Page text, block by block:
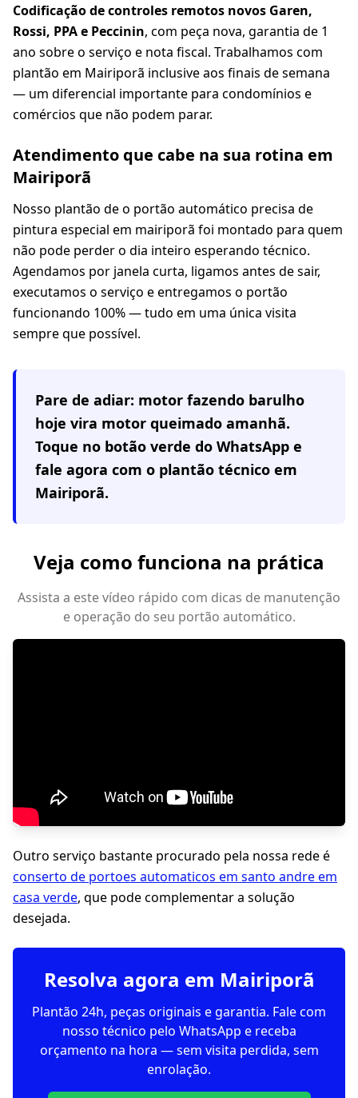
Codificação de controles remotos novos Garen,
Rossi, PPA e Peccinin, com peça nova, garantia de 1
ano sobre o serviço e nota fiscal. Trabalhamos com
plantão em Mairiporã inclusive aos finais de semana
— um diferencial importante para condomínios e
comércios que não podem parar.
Atendimento que cabe na sua rotina em
Mairiporã
Nosso plantão de o portão automático precisa de
pintura especial em mairiporã foi montado para quem
não pode perder o dia inteiro esperando técnico.
Agendamos por janela curta, ligamos antes de sair,
executamos o serviço e entregamos o portão
funcionando 100% — tudo em uma única visita
sempre que possível.
Pare de adiar: motor fazendo barulho
hoje vira motor queimado amanhã.
Toque no botão verde do WhatsApp e
fale agora com o plantão técnico em
Mairiporã.
Veja como funciona na prática
Assista a este vídeo rápido com dicas de manutenção
e operação do seu portão automático.
Outro serviço bastante procurado pela nossa rede é
conserto de portoes automaticos em santo andre em
casa verde, que pode complementar a solução
desejada.
Resolva agora em Mairiporã
Plantão 24h, peças originais e garantia. Fale com
nosso técnico pelo WhatsApp e receba
orçamento na hora — sem visita perdida, sem
enrolação.